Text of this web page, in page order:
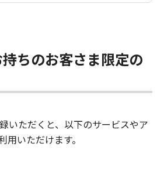
ちのお客さま限定の
いただくと、以下のサービスやア
用いただけます。